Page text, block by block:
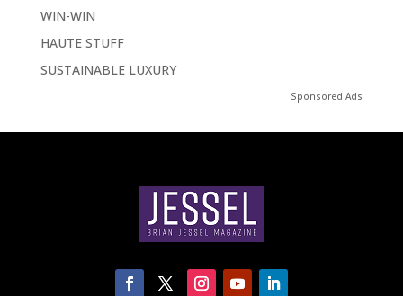
WIN-WIN
HAUTE STUFF
SUSTAINABLE LUXURY
Sponsored Ads